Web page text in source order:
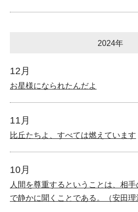
2024年
12月
お星様になられたんだよ
11月
比丘たちよ、すべては燃えています
10月
人間を尊重するということは、相手
で静かに聞くことである。（安田理